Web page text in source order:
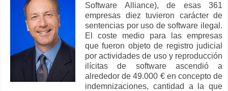
Software Alliance), de esas 361
empresas diez tuvieron carácter de
sentencias por uso de software ilegal.
El coste medio para las empresas
que fueron objeto de registro judicial
por actividades de uso y reproducción
ilícitas de software ascendió a
alrededor de 49.000 € en concepto de
indemnizaciones, cantidad a la que